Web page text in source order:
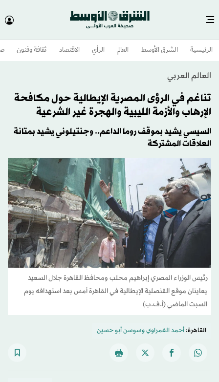
الرئيسية الشرق الأوسط​ العالم الرأي الاقتصاد ثقافة وفنون
العالم العربي
تناغم في الرؤى المصرية الإيطالية حول مكافحة
الإرهاب والأزمة الليبية والهجرة غير الشرعية
السيسي يشيد بموقف روما الداعم.. وجنتيلوني يشيد بمتانة
العلاقات المشتركة
رئيس الوزراء المصري إبراهيم محلب ومحافظ القاهرة جلال السعيد
يعاينان موقع القنصلية الإيطالية في القاهرة أمس بعد استهدافه يوم
السبت الماضي (أ.ف.ب)
القاهرة:أحمد الغمراويوسوسن أبو حسين